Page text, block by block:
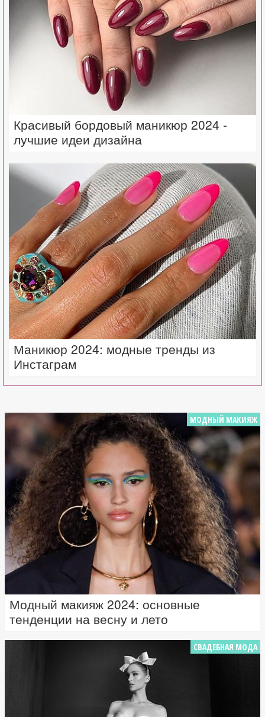
Красивый бордовый маникюр 2024 -
лучшие идеи дизайна
Маникюр 2024: модные тренды из
Инстаграм
МОДНЫЙ МАКИЯЖ
Модный макияж 2024: основные
тенденции на весну и лето
СВАДЕБНАЯ МОДА